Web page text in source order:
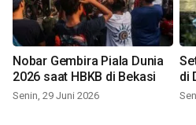
Nobar Gembira Piala Dunia
2026 saat HBKB di Bekasi
Senin, 29 Juni 2026
di